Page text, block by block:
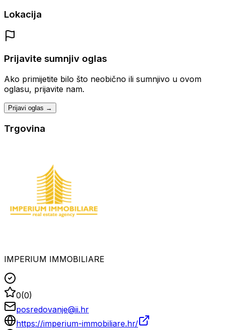
Lokacija
Prijavite sumnjiv oglas
Ako primijetite bilo što neobično ili sumnjivo u ovom
oglasu, prijavite nam.
Prijavi oglas →
Trgovina
IMPERIUM IMMOBILIARE
0(0)
posredovanje@ii.hr
https://imperium-immobiliare.hr/